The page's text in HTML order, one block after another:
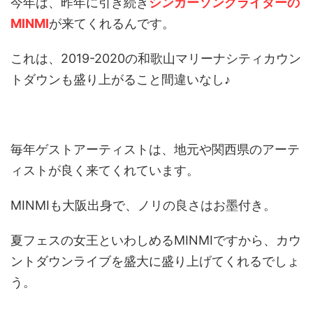
MINMIが来てくれるんです。
これは、2019-2020の和歌山マリーナシティカウン
トダウンも盛り上がること間違いなし♪
毎年ゲストアーティストは、地元や関西県のアーテ
ィストが良く来てくれています。
MINMIも大阪出身で、ノリの良さはお墨付き。
夏フェスの女王といわしめるMINMIですから、カウ
ントダウンライブを盛大に盛り上げてくれるでしょ
う。